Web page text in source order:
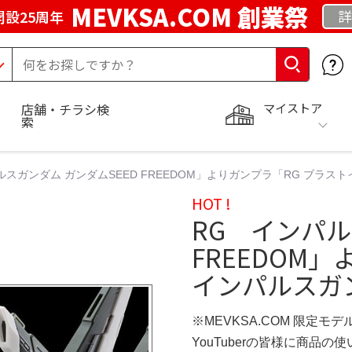
設25周年 MEVKSA.COM 創業祭
マイストア
店舗・チラシ検
索
ガンダム ガンダムSEED FREEDOM」よりガンプラ「RG ブラスト
HOT !
RG インパル
FREEDOM」
インパルスガ
※MEVKSA.COM 限定モデ
YouTuberの皆様に商品の